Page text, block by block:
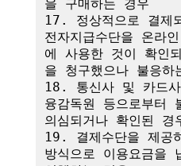
을 구매하는 경우
17. 정상적으로 결제
전자지급수단을 온라
에 사용한 것이 확인
을 청구했으나 불응하
18. 통신사 및 카드
융감독원 등으로부터
의심되거나 확인된 경
19. 결제수단을 제공
방식으로 이용요금을